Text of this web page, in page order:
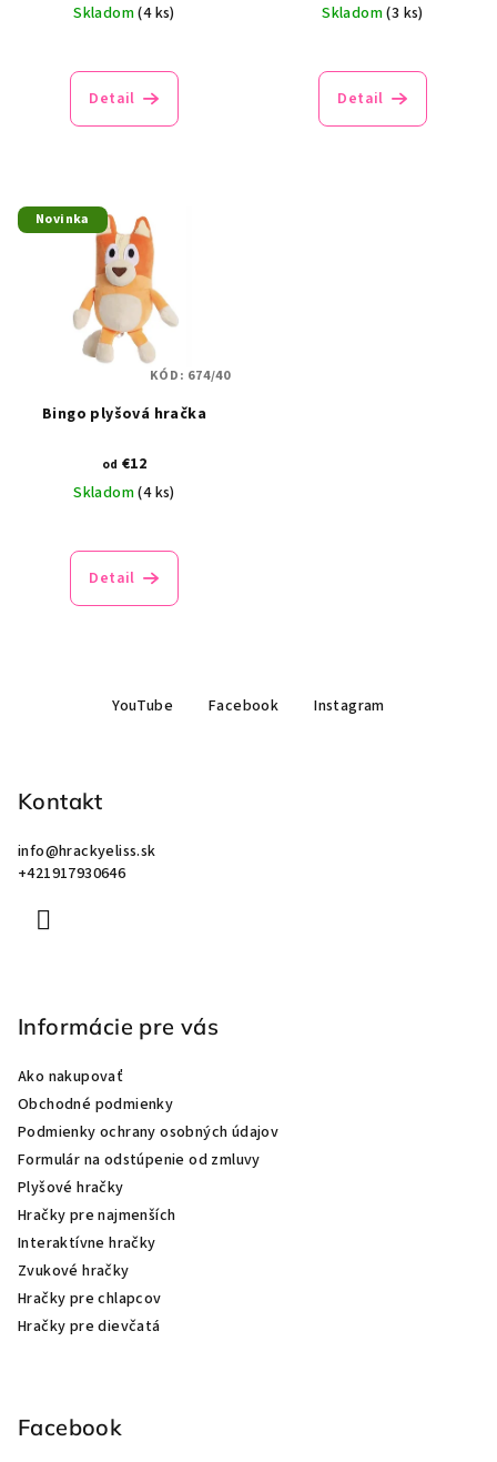
Skladom(4 ks)
hodnotenie
produktu
Detail
Skladom(3 ks)
Detail
Novinka
Bingo plyšová hračka
od €12
Skladom(4 ks)
Detail
KÓD: 674/40
YouTube Facebook Instagram
Kontakt
info@hrackyeliss.sk
+421917930646
Informácie pre vás
Ako nakupovať
Obchodné podmienky
Podmienky ochrany osobných údajov
Formulár na odstúpenie od zmluvy
Plyšové hračky
Hračky pre najmenších
Interaktívne hračky
Zvukové hračky
Hračky pre chlapcov
Hračky pre dievčatá
Facebook